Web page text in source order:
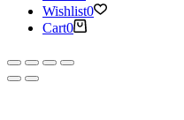
Wishlist0
Cart0